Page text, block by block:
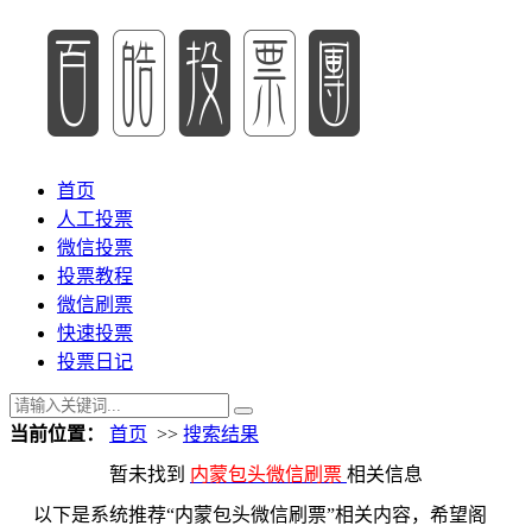
首页
人工投票
微信投票
投票教程
微信刷票
快速投票
投票日记
当前位置： 首页 >> 搜索结果
暂未找到 内蒙包头微信刷票 相关信息
以下是系统推荐“内蒙包头微信刷票”相关内容，希望阁